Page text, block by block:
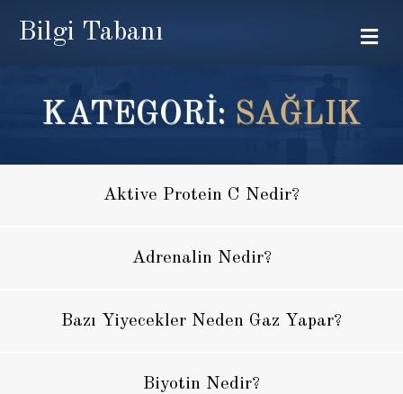
Bilgi Tabanı
KATEGORİ: SAĞLIK
Aktive Protein C Nedir?
Adrenalin Nedir?
Bazı Yiyecekler Neden Gaz Yapar?
Biyotin Nedir?